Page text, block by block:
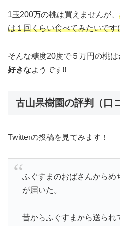
1玉200万の桃は買えませんが、
は１回くらい食べてみたいです
そんな糖度20度で５万円の桃は
好きなようです!!
古山果樹園の評判（口
Twitterの投稿を見てみます！
ふぐすまのおばさんからめ
が届いた。
昔からふぐすまから送られ